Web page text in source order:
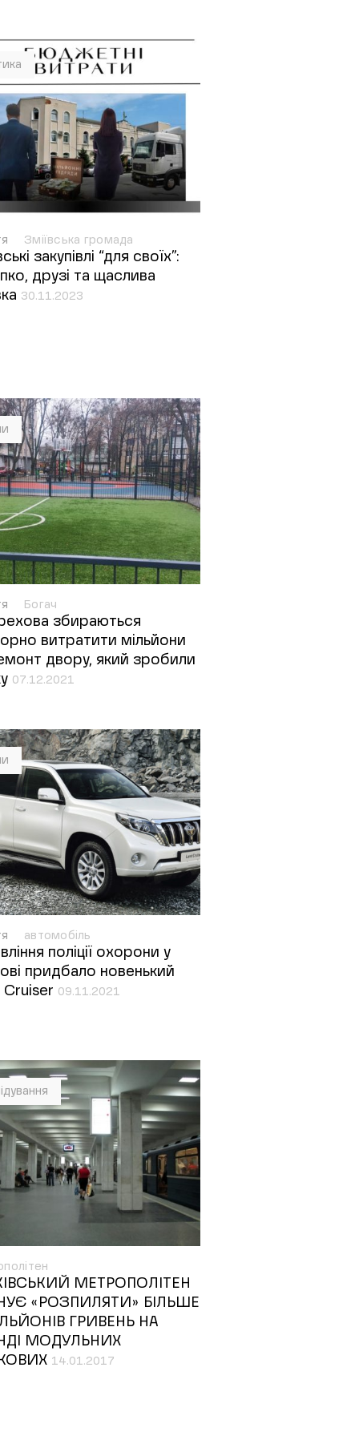
Зміївська громада
закупівлі “для своїх”:
друзі та щаслива
30.11.2023
Богач
збираються
витратити мільйони
двору, який зробили
07.12.2021
автомобіль
поліції охорони у
придбало новенький
Cruiser 09.11.2021
МЕТРОПОЛІТЕН
«РОЗПИЛЯТИ» БІЛЬШЕ
ГРИВЕНЬ НА
МОДУЛЬНИХ
14.01.2017